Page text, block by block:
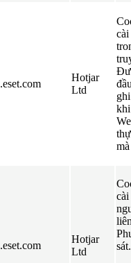
.eset.com
Hotjar
Ltd
.eset.com
Hotjar
Ltd
sát.